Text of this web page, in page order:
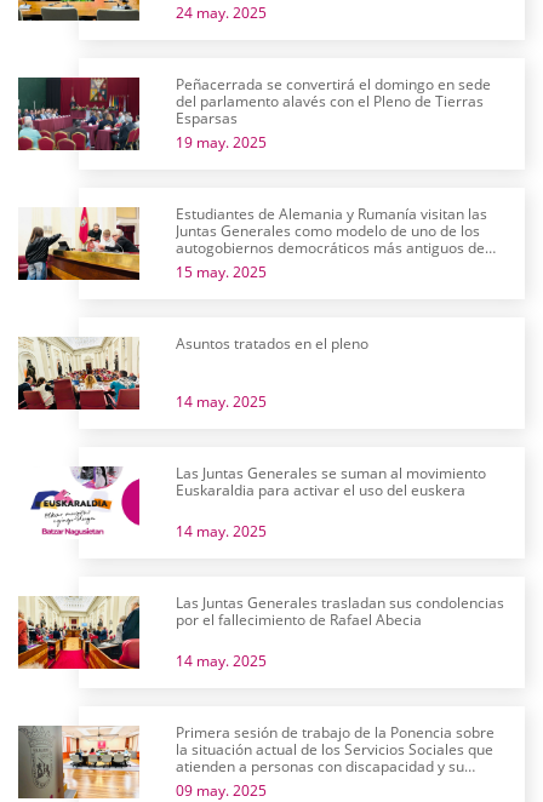
24 may. 2025
Peñacerrada se convertirá el domingo en sede
del parlamento alavés con el Pleno de Tierras
Esparsas
19 may. 2025
Estudiantes de Alemania y Rumanía visitan las
Juntas Generales como modelo de uno de los
autogobiernos democráticos más antiguos de
Europa
15 may. 2025
Asuntos tratados en el pleno
14 may. 2025
Las Juntas Generales se suman al movimiento
Euskaraldia para activar el uso del euskera
14 may. 2025
Las Juntas Generales trasladan sus condolencias
por el fallecimiento de Rafael Abecia
14 may. 2025
Primera sesión de trabajo de la Ponencia sobre
la situación actual de los Servicios Sociales que
atienden a personas con discapacidad y su
futuro
09 may. 2025